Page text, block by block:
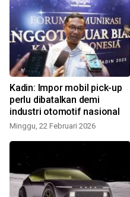
Kadin: Impor mobil pick-up
perlu dibatalkan demi
industri otomotif nasional
Minggu, 22 Februari 2026